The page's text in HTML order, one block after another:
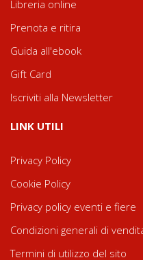
Libreria online
Prenota e ritira
Guida all'ebook
Gift Card
Iscriviti alla Newsletter
LINK UTILI
Privacy Policy
Cookie Policy
Privacy policy eventi e fiere
Condizioni generali di
Termini di utilizzo del sito